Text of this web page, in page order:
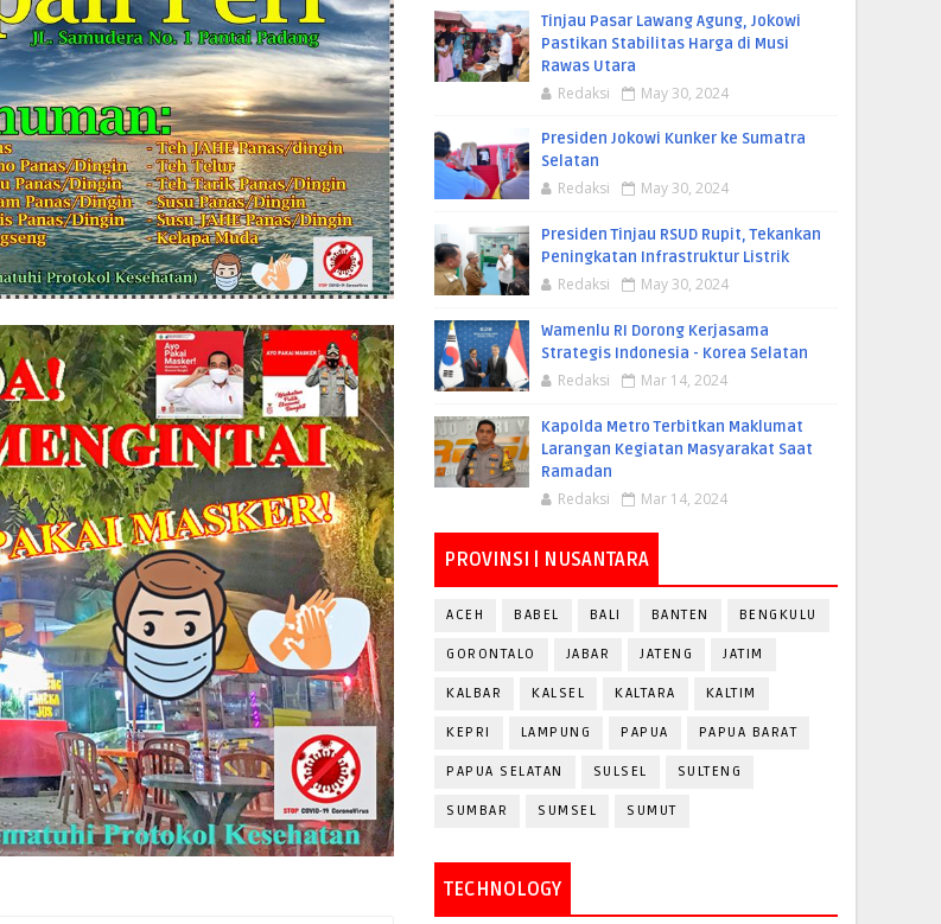
Tinjau Pasar Lawang Agung, Jokowi
Pastikan Stabilitas Harga di Musi
Rawas Utara
Redaksi May 30, 2024
Presiden Jokowi Kunker ke Sumatra
Selatan
Redaksi May 30, 2024
Presiden Tinjau RSUD Rupit, Tekankan
Peningkatan Infrastruktur Listrik
Redaksi May 30, 2024
Wamenlu RI Dorong Kerjasama
Strategis Indonesia - Korea Selatan
Redaksi Mar 14, 2024
Kapolda Metro Terbitkan Maklumat
Larangan Kegiatan Masyarakat Saat
Ramadan
Redaksi Mar 14, 2024
PROVINSI | NUSANTARA
ACEH BABEL BALI BANTEN BENGKULU
GORONTALO JABAR JATENG JATIM
KALBAR KALSEL KALTARA KALTIM
KEPRI LAMPUNG PAPUA PAPUA BARAT
PAPUA SELATAN SULSEL SULTENG
SUMBAR SUMSEL SUMUT
TECHNOLOGY